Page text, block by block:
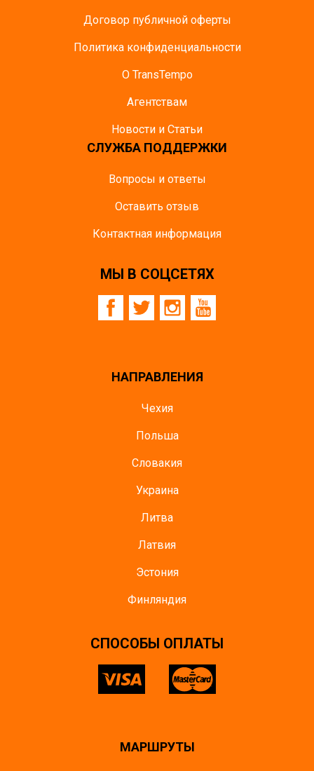
Договор публичной оферты
Политика конфиденциальности
О TransTempo
Агентствам
Новости и Статьи
СЛУЖБА ПОДДЕРЖКИ
Вопросы и ответы
Оставить отзыв
Контактная информация
МЫ В СОЦСЕТЯХ
НАПРАВЛЕНИЯ
Чехия
Польша
Словакия
Украина
Литва
Латвия
Эстония
Финляндия
CПОСОБЫ ОПЛАТЫ
МАРШРУТЫ